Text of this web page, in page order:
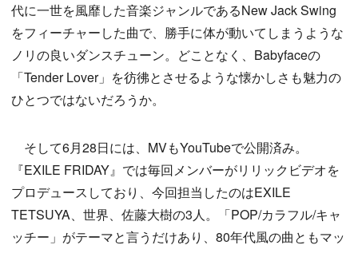
代に一世を風靡した音楽ジャンルであるNew Jack Swing
をフィーチャーした曲で、勝手に体が動いてしまうような
ノリの良いダンスチューン。どことなく、Babyfaceの
「Tender Lover」を彷彿とさせるような懐かしさも魅力の
ひとつではないだろうか。
そして6月28日には、MVもYouTubeで公開済み。
『EXILE FRIDAY』では毎回メンバーがリリックビデオを
プロデュースしており、今回担当したのはEXILE
TETSUYA、世界、佐藤大樹の3人。「POP/カラフル/キャ
ッチー」がテーマと言うだけあり、80年代風の曲ともマッ